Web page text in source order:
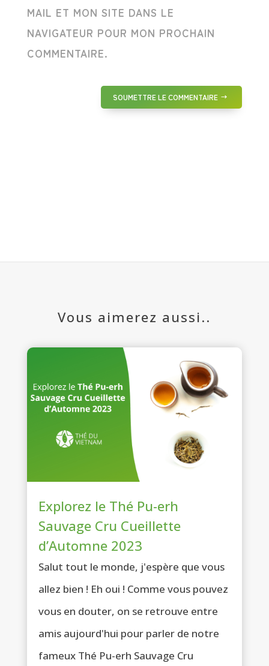
MAIL ET MON SITE DANS LE
NAVIGATEUR POUR MON PROCHAIN
COMMENTAIRE.
SOUMETTRE LE COMMENTAIRE
Vous aimerez aussi..
Explorez le Thé Pu-erh
Sauvage Cru Cueillette
d’Automne 2023
Salut tout le monde, j'espère que vous
allez bien ! Eh oui ! Comme vous pouvez
vous en douter, on se retrouve entre
amis aujourd'hui pour parler de notre
fameux Thé Pu-erh Sauvage Cru